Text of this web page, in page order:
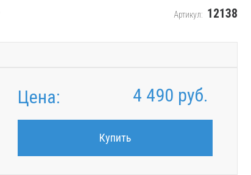
Артикул: 12138
Цена: 4 490 руб.
Купить